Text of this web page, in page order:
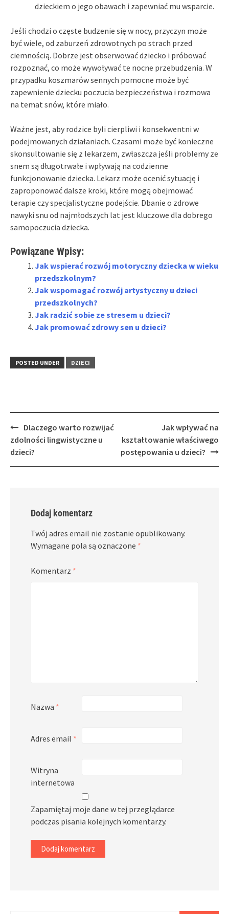
dzieckiem o jego obawach i zapewniać mu wsparcie.
Jeśli chodzi o częste budzenie się w nocy, przyczyn może
być wiele, od zaburzeń zdrowotnych po strach przed
ciemnością. Dobrze jest obserwować dziecko i próbować
rozpoznać, co może wywoływać te nocne przebudzenia. W
przypadku koszmarów sennych pomocne może być
zapewnienie dziecku poczucia bezpieczeństwa i rozmowa
na temat snów, które miało.
Ważne jest, aby rodzice byli cierpliwi i konsekwentni w
podejmowanych działaniach. Czasami może być konieczne
skonsultowanie się z lekarzem, zwłaszcza jeśli problemy ze
snem są długotrwałe i wpływają na codzienne
funkcjonowanie dziecka. Lekarz może ocenić sytuację i
zaproponować dalsze kroki, które mogą obejmować
terapie czy specjalistyczne podejście. Dbanie o zdrowe
nawyki snu od najmłodszych lat jest kluczowe dla dobrego
samopoczucia dziecka.
Powiązane Wpisy:
Jak wspierać rozwój motoryczny dziecka w wieku
przedszkolnym?
Jak wspomagać rozwój artystyczny u dzieci
przedszkolnych?
Jak radzić sobie ze stresem u dzieci?
Jak promować zdrowy sen u dzieci?
POSTED UNDER DZIECI
Post
navigation
Dlaczego warto rozwijać
zdolności lingwistyczne u
dzieci?
Jak wpływać na
kształtowanie właściwego
postępowania u dzieci?
Dodaj komentarz
Twój adres email nie zostanie opublikowany.
Wymagane pola są oznaczone *
Komentarz *
Nazwa *
Adres email *
Witryna
internetowa
Zapamiętaj moje dane w tej przeglądarce
podczas pisania kolejnych komentarzy.